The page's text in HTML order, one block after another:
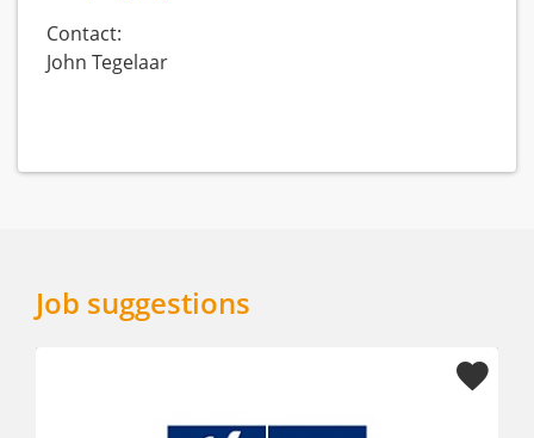
Contact:
John Tegelaar
Job suggestions